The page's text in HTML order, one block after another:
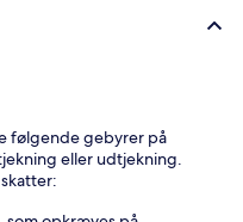
følgende gebyrer på
eller udtjekning.